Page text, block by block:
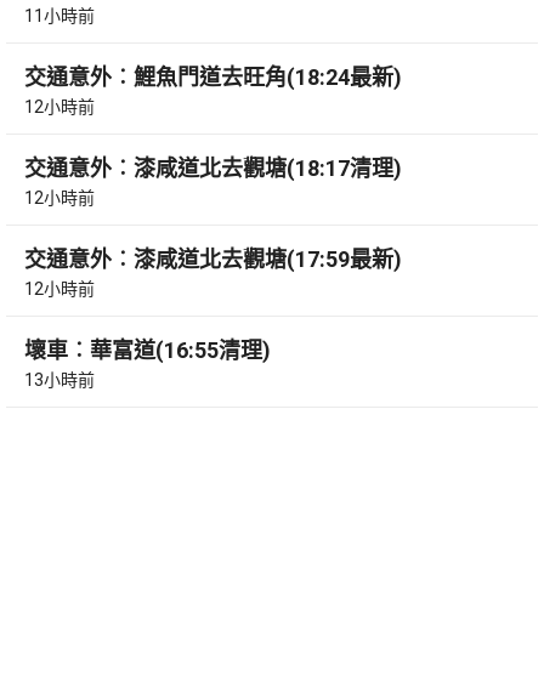
11小時前
交通意外︰鯉魚門道去旺角(18:24最新)
12小時前
交通意外︰漆咸道北去觀塘(18:17清理)
12小時前
交通意外︰漆咸道北去觀塘(17:59最新)
12小時前
壞車︰華富道(16:55清理)
13小時前